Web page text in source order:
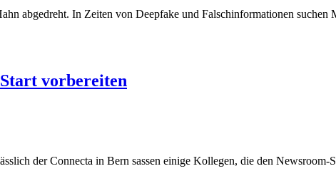
abgedreht. In Zeiten von Deepfake und Falschinformationen
vorbereiten
der Connecta in Bern sassen einige Kollegen, die den